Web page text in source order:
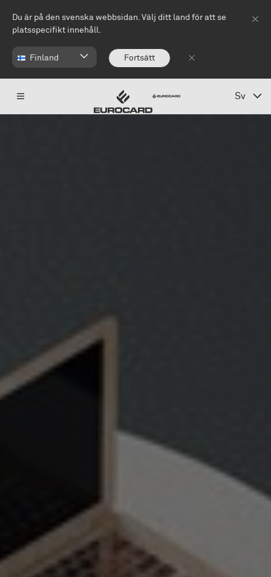
Du är på den svenska webbsidan. Välj ditt land för att se
platsspecifikt innehåll.
Finland Fortsätt
Sv